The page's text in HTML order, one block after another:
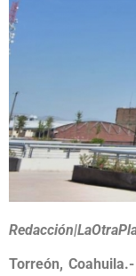
Torreón, Coahuila.-